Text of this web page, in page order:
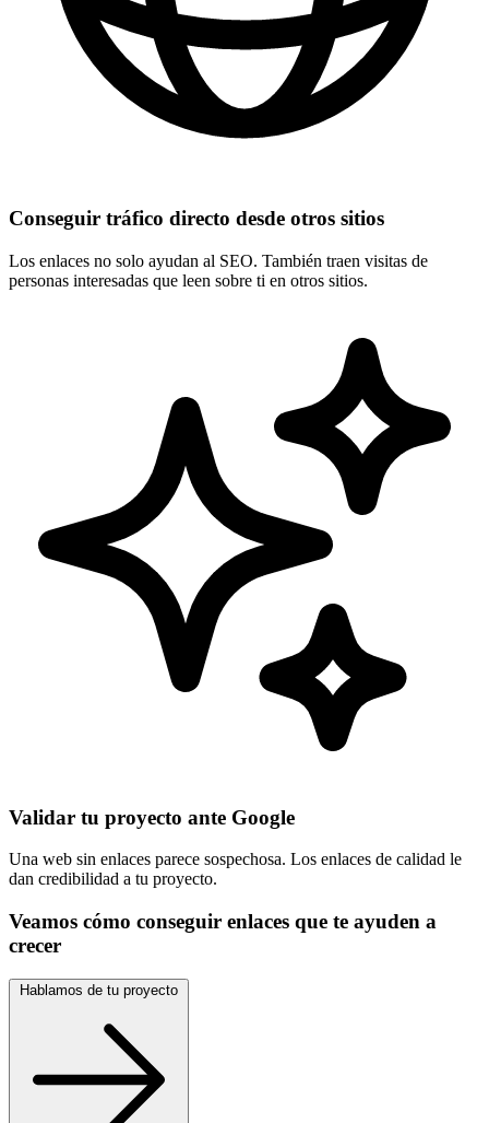
Conseguir tráfico directo desde otros sitios
Los enlaces no solo ayudan al SEO. También traen visitas de
personas interesadas que leen sobre ti en otros sitios.
Validar tu proyecto ante Google
Una web sin enlaces parece sospechosa. Los enlaces de calidad le
dan credibilidad a tu proyecto.
Veamos cómo conseguir enlaces que te ayuden a
crecer
Hablamos de tu proyecto